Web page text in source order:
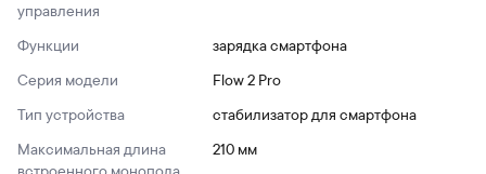
управления
Функции
зарядка смартфона
Серия модели
Flow 2 Pro
Тип устройства
стабилизатор для смартфона
Максимальная длина
210 мм